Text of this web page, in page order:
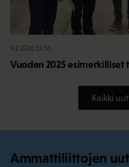
9.2.2026 12:56
Vuoden 2025 esimerkilliset
Kaikki
Ammattiliittojen